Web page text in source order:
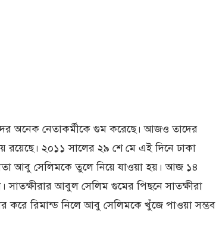
অনেক নেতাকর্মীকে গুম করেছে। আজও তাদের
২০১১ সালের ২৯ শে মে এই দিনে ঢাকা
আবু সেলিমকে তুলে নিয়ে যাওয়া হয়। আজ ১৪
সাতক্ষীরার আবুল সেলিম গুমের পিছনে সাতক্ষীরা
রিমান্ড নিলে আবু সেলিমকে খুঁজে পাওয়া সম্ভব